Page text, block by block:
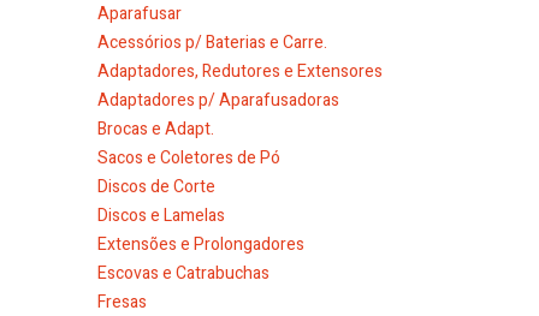
Aparafusar
Acessórios p/ Baterias e Carre.
Adaptadores, Redutores e Extensores
Adaptadores p/ Aparafusadoras
Brocas e Adapt.
Sacos e Coletores de Pó
Discos de Corte
Discos e Lamelas
Extensões e Prolongadores
Escovas e Catrabuchas
Fresas